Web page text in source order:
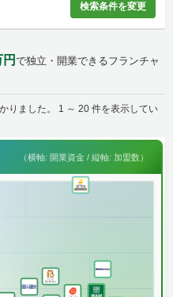
検索条件を変更
で独立・開業できるフランチャ
りました。 1 ～ 20 件を表示してい
（横軸: 開業資金 / 縦軸: 加盟数）